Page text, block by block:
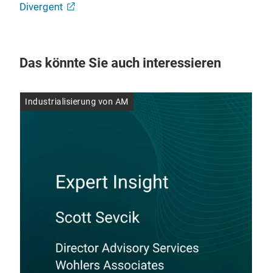
Divergent
Das könnte Sie auch interessieren
Industrialisierung von AM